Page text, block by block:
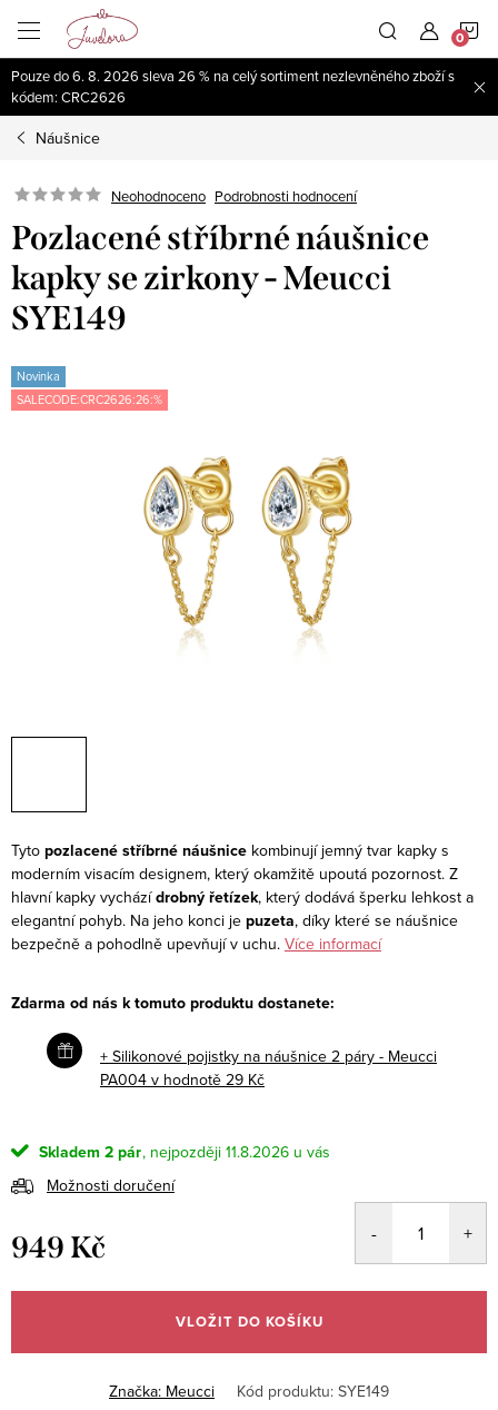
obsah
Pouze do 6. 8. 2026 sleva 26 % na celý sortiment nezlevněného zboží s
kódem: CRC2626
Náušnice
Neohodnoceno Podrobnosti hodnocení
Pozlacené stříbrné náušnice
kapky se zirkony - Meucci
SYE149
Novinka
SALECODE:CRC2626:26:%
Tyto pozlacené stříbrné náušnice kombinují jemný tvar kapky s
moderním visacím designem, který okamžitě upoutá pozornost. Z
hlavní kapky vycházídrobný řetízek, který dodává šperku lehkost a
elegantní pohyb. Na jeho konci je puzeta, díky které se náušnice
bezpečně a pohodlně upevňují v uchu. Více informací
Zdarma od nás k tomuto produktu dostanete:
+ Silikonové pojistky na náušnice 2 páry - Meucci
PA004 v hodnotě 29 Kč
Skladem 2 pár
11.8.2026
Možnosti doručení
949 Kč
cena:
VLOŽIT DO KOŠÍKU
Značka: Meucci Kód produktu: SYE149